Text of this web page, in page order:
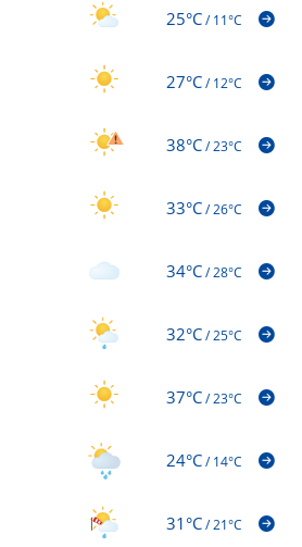
25°C/11°C
27°C/12°C
38°C/23°C
33°C/26°C
34°C/28°C
32°C/25°C
37°C/23°C
24°C/14°C
31°C/21°C